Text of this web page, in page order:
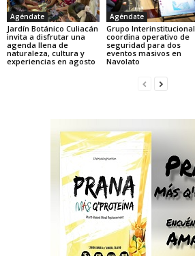
Agéndate
Jardín Botánico Culiacán
invita a disfrutar una
agenda llena de
naturaleza, cultura y
experiencias en agosto
Agéndate
Grupo Interinstitucional
coordina operativo de
seguridad para dos
eventos masivos en
Navolato